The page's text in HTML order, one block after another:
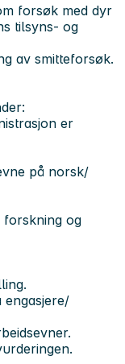
forsøk med dyr
tilsyns- og
av smitteforsøk.
er
på norsk/
forskning og
engasjere/